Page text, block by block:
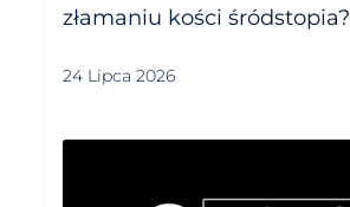
złamaniu kości śródstopia?
24 Lipca 2026